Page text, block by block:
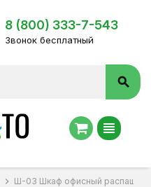
8 (800) 333-7-543
Звонок бесплатный
search
view_headline
chevron_right Ш-03 Шкаф офисный распашной